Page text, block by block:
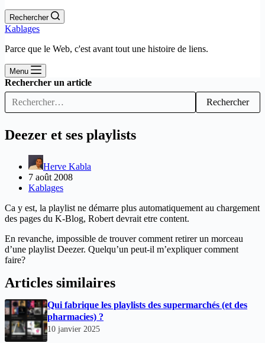
Rechercher
Kablages
Parce que le Web, c'est avant tout une histoire de liens.
Menu
Rechercher un article
Rechercher
Deezer et ses playlists
Herve Kabla
7 août 2008
Kablages
Ca y est, la playlist ne démarre plus automatiquement au chargement
des pages du K-Blog, Robert devrait etre content.
En revanche, impossible de trouver comment retirer un morceau
d’une playlist Deezer. Quelqu’un peut-il m’expliquer comment
faire?
Articles similaires
Qui fabrique les playlists des supermarchés (et des
pharmacies) ?
10 janvier 2025